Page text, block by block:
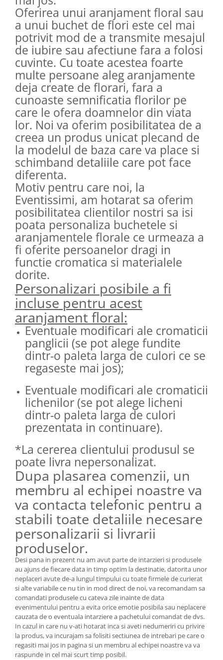
Oferirea unui aranjament floral sau
a unui buchet de flori este cel mai
potrivit mod de a transmite mesajul
de iubire sau afectiune fara a folosi
cuvinte. Cu toate acestea foarte
multe persoane aleg aranjamente
deja create de florari, fara a
cunoaste semnificatia florilor pe
care le ofera doamnelor din viata
lor. Noi va oferim posibilitatea de a
creea un produs unicat plecand de
la modelul de baza care va place si
schimband detaliile care pot face
diferenta.
Motiv pentru care noi, la
Eventissimi, am hotarat sa oferim
posibilitatea clientilor nostri sa isi
poata personaliza buchetele si
aranjamentele florale ce urmeaza a
fi oferite persoanelor dragi in
functie cromatica si materialele
dorite.
Personalizari posibile a fi
incluse pentru acest
aranjament floral:
Eventuale modificari ale cromaticii
panglicii (se pot alege fundite
dintr-o paleta larga de culori ce se
regaseste mai jos);
Eventuale modificari ale cromaticii
lichenilor (se pot alege licheni
dintr-o paleta larga de culori
prezentata in continuare).
*La cererea clientului produsul se
poate livra nepersonalizat.
Dupa plasarea comenzii, un
membru al echipei noastre va
va contacta telefonic pentru a
stabili toate detaliile necesare
personalizarii si livrarii
produselor.
Desi pana in prezent nu am avut parte de intarzieri si produsele
au ajuns de fiecare data in timp optim la destinatie, datorita unor
neplaceri avute de-a lungul timpului cu toate firmele de curierat
si alte variabile ce nu tin in mod direct de noi, va recomandam sa
comandati produsele cu cateva zile inainte de data
evenimentului pentru a evita orice emotie posibila sau neplacere
cauzata de o eventuala intarziere a pachetului comandat de dvs.
In cazul in care nu v-ati hotarat inca si aveti nedumeriri cu privire
la produs, va incurajam sa folisiti sectiunea de intrebari pe care o
regasiti mai jos in pagina si un membru al echipei noastre va va
raspunde in cel mai scurt timp posibil.